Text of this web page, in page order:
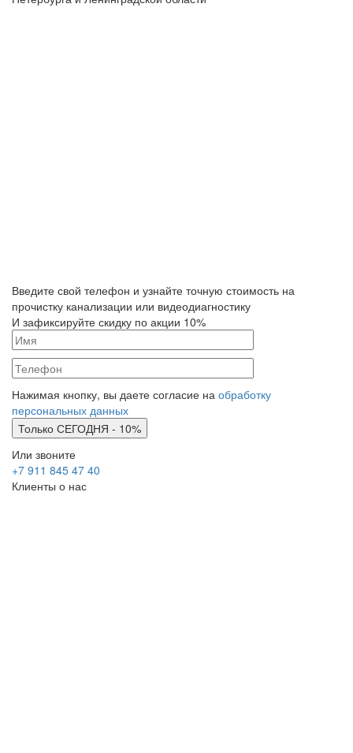
Введите свой телефон и узнайте точную стоимость на
прочистку канализации или видеодиагностику
И зафиксируйте скидку по акции 10%
Нажимая кнопку, вы даете согласие на обработку
персональных данных
Или звоните
+7 911 845 47 40
Клиенты о нас